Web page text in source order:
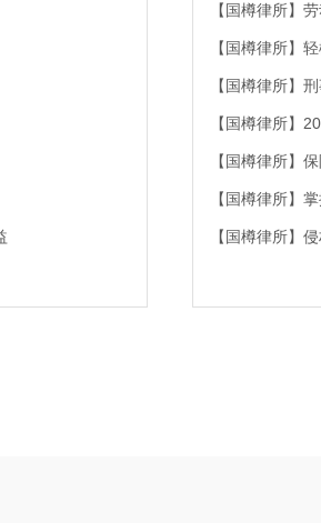
【国樽律所】
【国樽律所】
【国樽律所】
【国樽律所】
【国樽律所】
【国樽律所】
【国樽律所】